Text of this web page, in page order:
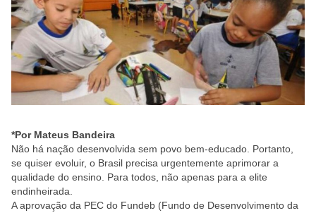
*Por Mateus Bandeira
Não há nação desenvolvida sem povo bem-educado. Portanto,
se quiser evoluir, o Brasil precisa urgentemente aprimorar a
qualidade do ensino. Para todos, não apenas para a elite
endinheirada.
A aprovação da PEC do Fundeb (Fundo de Desenvolvimento da